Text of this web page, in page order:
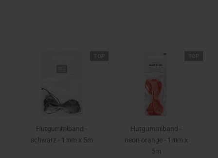
Hutgummiband -
schwarz - 1mm x 5m
Hutgummiband -
neon orange - 1mm x
5m